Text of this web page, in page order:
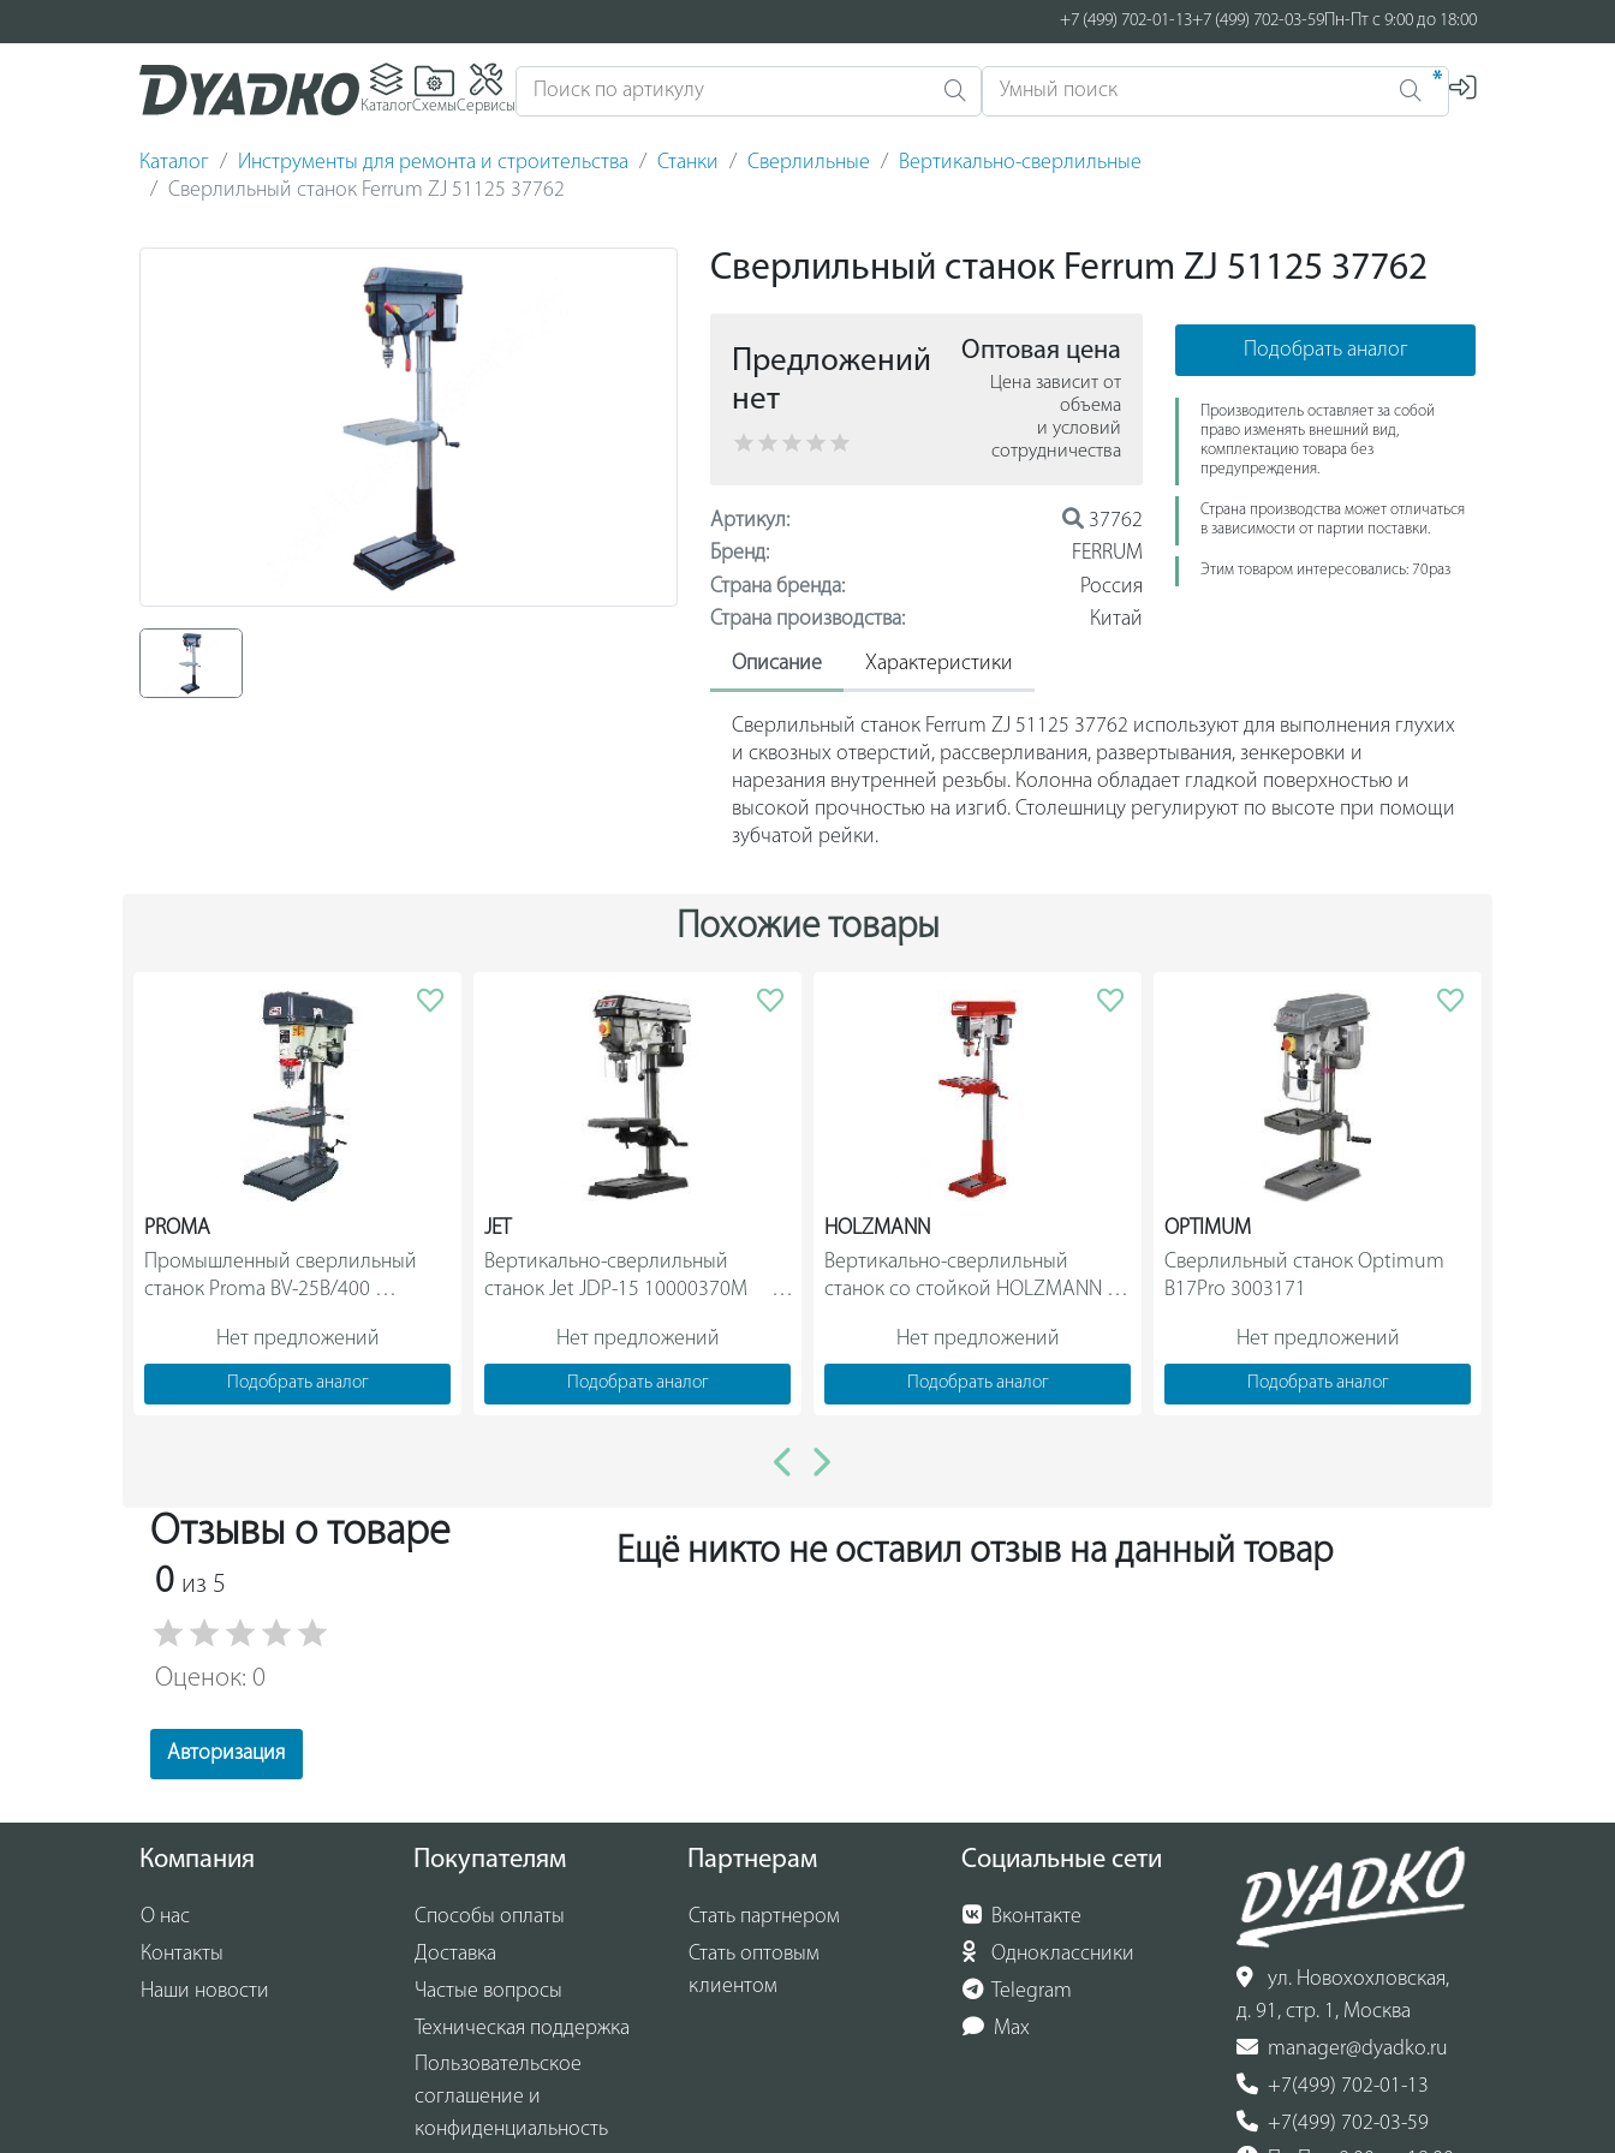
+7 (499) 702-01-13+7 (499) 702-03-59Пн-Пт с 9:00 до 18:00
КаталогСхемыСервисы
*
Каталог Инструменты для ремонта и строительства Станки Сверлильные
Вертикально-сверлильные
Сверлильный станок Ferrum ZJ 51125 37762
Сверлильный станок Ferrum ZJ 51125 37762
Предложений
нет
Оптовая цена
Цена зависит от
объема
и условий
сотрудничества
Артикул:
37762
Бренд:
FERRUM
Страна бренда:
Россия
Страна производства:
Китай
Подобрать аналог
Производитель оставляет за собой
право изменять внешний вид,
комплектацию товара без
предупреждения.
Страна производства может отличаться
в зависимости от партии поставки.
Этим товаром интересовались: 70раз
Описание Характеристики
Сверлильный станок Ferrum ZJ 51125 37762 используют для выполнения глухих
и сквозных отверстий, рассверливания, развертывания, зенкеровки и
нарезания внутренней резьбы. Колонна обладает гладкой поверхностью и
высокой прочностью на изгиб. Столешницу регулируют по высоте при помощи
зубчатой рейки.
Похожие товары
PROMA
Промышленный сверлильный
станок Proma BV-25B/400
Нет предложений
Подобрать аналог
JET
Вертикально-сверлильный
станок Jet JDP-15 10000370M
Нет предложений
Подобрать аналог
HOLZMANN
Вертикально-сверлильный
станок со стойкой HOLZMANN
Нет предложений
Подобрать аналог
OPTIMUM
Сверлильный станок Optimum
Нет предложений
Подобрать аналог
Отзывы о товаре
0 из 5
Оценок: 0
Авторизация
Ещё никто не оставил отзыв на данный товар
Компания
О нас
Контакты
Наши новости
Покупателям
Способы оплаты
Доставка
Частые вопросы
Техническая поддержка
Пользовательское
соглашение и
конфиденциальность
Партнерам
Стать партнером
Стать оптовым
клиентом
Социальные сети
Вконтакте
Одноклассники
Telegram
Max
ул. Новохохловская,
д. 91, стр. 1, Москва
manager@dyadko.ru
+7(499) 702-01-13
+7(499) 702-03-59